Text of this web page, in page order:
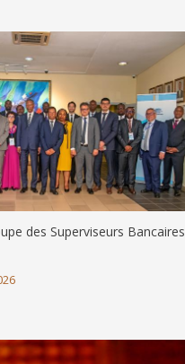
des Superviseurs Bancaires